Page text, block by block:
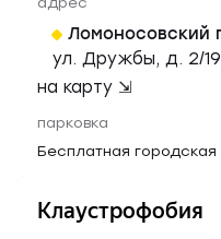
Ломоносовский
ул. Дружбы, д. 2/19
на карту ⇲
парковка
Бесплатная городская